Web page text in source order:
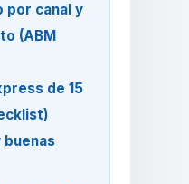
por canal y
(ABM
de 15
buenas